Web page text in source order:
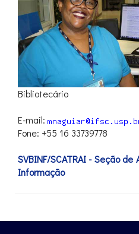
Bibliotecário
E-mail:
Fone: +55 16 33739778
SVBINF/SCATRAI - Seção
Informação